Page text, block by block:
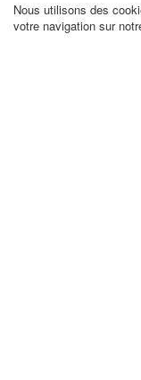
Nous utilisons des
votre navigation sur